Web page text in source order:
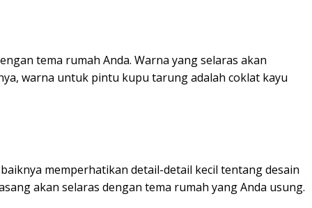
tema rumah Anda. Warna yang selaras akan
warna untuk pintu kupu tarung adalah coklat kayu
memperhatikan detail-detail kecil tentang desain
akan selaras dengan tema rumah yang Anda usung.